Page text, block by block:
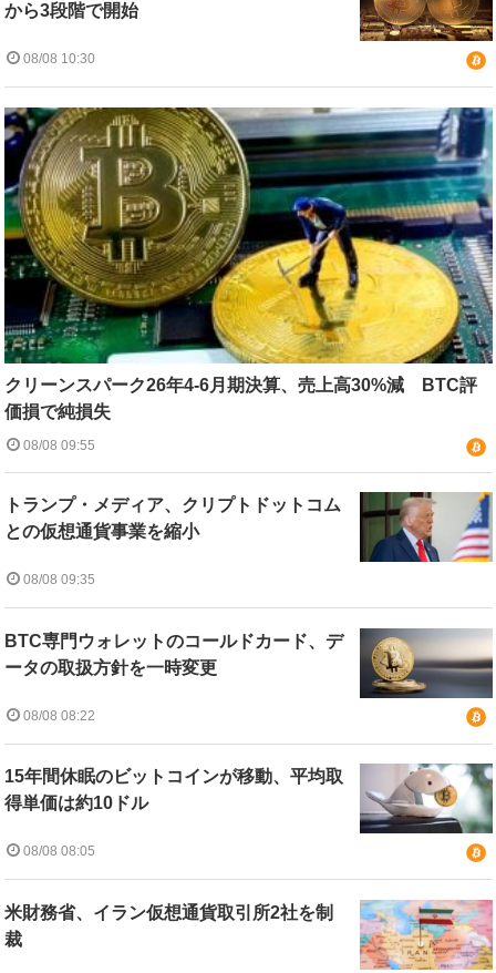
から3段階で開始
08/08 10:30
クリーンスパーク26年4-6月期決算、売上高30%減 BTC評
価損で純損失
08/08 09:55
トランプ・メディア、クリプトドットコム
との仮想通貨事業を縮小
08/08 09:35
BTC専門ウォレットのコールドカード、デ
ータの取扱方針を一時変更
08/08 08:22
15年間休眠のビットコインが移動、平均取
得単価は約10ドル
08/08 08:05
米財務省、イラン仮想通貨取引所2社を制
裁